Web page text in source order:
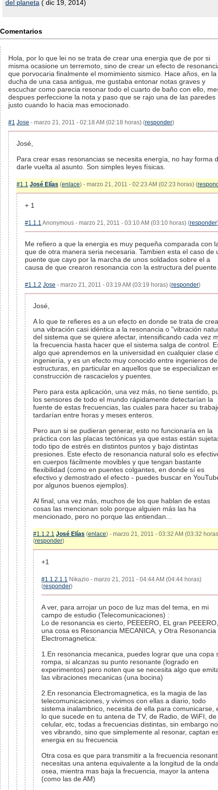
del planeta ( dic 19, 2014)
Comentarios
Hola, por lo que lei no se trata de crear una energia que de por si
misma ocasione un terremoto, sino de crear un efecto de
que porvocaria finalmente el momimiento sismico. Hace años, en la
ducha de una casa antigua, me gustaba entonar notas graves y
escuchar como parecia resonar todo el cuarto de baño con ello,
despues perfeccione la nota y paso que se rajo una de las paredes
justo cuando lo hacia mas emocionado.
#1 Jose - marzo 21, 2011 - 02:18 AM (02:18 horas) (responder)
José,
Para crear esas resonancias se necesita energía, no hay forma
darle vuelta al asunto. Son simples leyes físicas.
#1.1 José Elías (enlace) - marzo 21, 2011 - 02:23 AM (02:23 horas) (
+ 1
#1.1.1 Anonymous - marzo 21, 2011 - 03:10 AM (03:10 horas) (responder
Me refiero a que la energia es muy pequeña comparada con
que de otra manera seria necesaria. Tambien esta el caso de
puente que cayo por la marcha de unos soldados sobre el a
causa de que crearon resonancia con la estructura del puente.
#1.1.2 Jose - marzo 21, 2011 - 03:19 AM (03:19 horas) (responder)
José,
A lo que te refieres es a un efecto en donde se trata de
una vibración casi idéntica a la resonancia o "vibración
del sistema que se quiere afectar, intensificando cada vez
la frecuencia hasta hacer que el sistema salga de control.
algo que aprendemos en la universidad en cualquier clase
ingeniería, y es un efecto muy conocido entre ingenieros de
estructuras, en particular en aquellos que se especializan
construcción de rascacielos y puentes.
Pero para esta aplicación, una vez más, no tiene sentido,
los sensores de todo el mundo rápidamente detectarían la
fuente de estas frecuencias, las cuales para hacer su
tardarían entre horas y meses enteros.
Pero aun si se pudieran generar, esto no funcionaría en la
práctica con las placas tectónicas ya que estas están
todo tipo de estrés en distintos puntos y bajo distintas
presiones. Este efecto de resonancia natural solo es
en cuerpos fácilmente movibles y que tengan bastante
flexibilidad (como en puentes colgantes, en donde sí es
efectivo y demostrado el efecto - puedes buscar en
por algunos buenos ejemplos).
Al final, una vez más, muchos de los que hablan de estas
cosas las mencionan solo porque alguien más las ha
mencionado, pero no porque las entiendan...
#1.1.2.1 José Elías (enlace) - marzo 21, 2011 - 03:32 AM (03:32
(responder)
+1
#1.1.2.1.1 Nikazio - marzo 21, 2011 - 04:44 AM (04:44 horas)
(responder)
A ver, para arrojar un poco de luz mas del tema, en mi
campo de estudio (Telecomunicaciones) :
Lo de resonancia es cierto, PEEEERO, EL gran PEEERO,
una cosa es Resonancia MECANICA, y Otra Resonancia
Electromagnetica:
1.En resonancia mecanica, puedes lograr que una copa
rompa, si alcanzas su punto resonante (logrado en
experimentos) pero noten que se necesita algo que
las vibraciones mecanicas (una bocina)
2.En resonancia Electromagnetica, es la magia de las
telecomunicaciones, y vivimos con ellas a diario, todo
sistema inalambrico, necesita de ella para comunicarse,
lo que sucede en tu antena de TV, de Radio, de WiFI, de
celular, etc, todas a frecuencias distintas, sin embargo
ves vibrando, sino que simplemente al resonar, captan
energia en su frecuencia
Otra cosa es que para transmitir a la frecuencia
necesitas una antena equivalente a la longitud de la
osea, mientra mas baja la frecuencia, mayor la antena
(como las de AM)